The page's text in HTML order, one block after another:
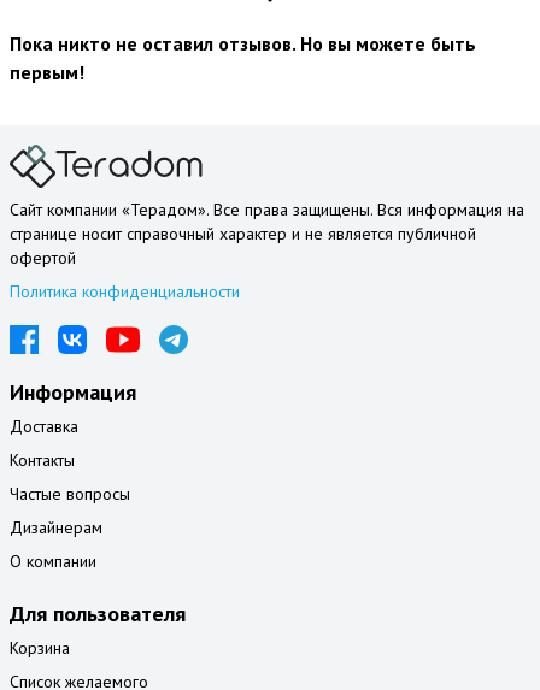
Пока никто не оставил отзывов. Но вы можете быть
первым!
Сайт компании «Терадом». Все права защищены. Вся информация на
странице носит справочный характер и не является публичной
офертой
Политика конфиденциальности
Информация
Доставка
Контакты
Частые вопросы
Дизайнерам
О компании
Для пользователя
Корзина
Список желаемого